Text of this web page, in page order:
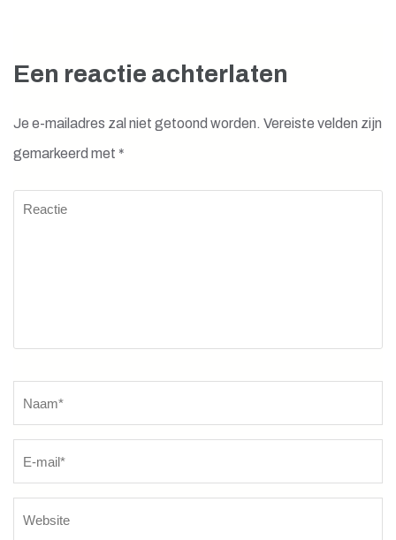
Een reactie achterlaten
Je e-mailadres zal niet getoond worden. Vereiste velden zijn
gemarkeerd met *
Reactie